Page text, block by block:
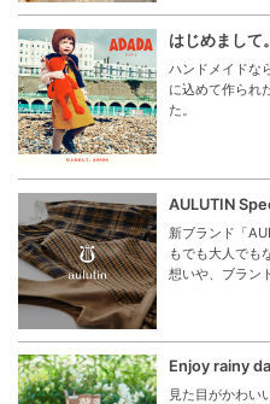
はじめまして
ハンドメイドな
に込めて作られ
た。
AULUTIN
新ブランド「
もでも大人でも
想いや、ブラン
Enjoy rainy
見た目がかわい